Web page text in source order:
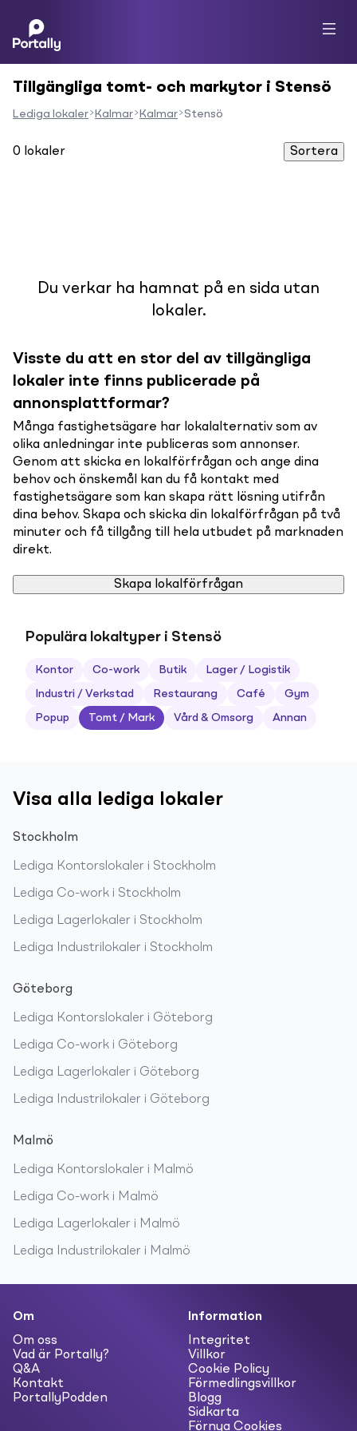
Tillgängliga tomt- och markytor i Stensö
Lediga lokaler Kalmar Kalmar Stensö
0 lokaler Sortera
Du verkar ha hamnat på en sida utan
lokaler.
Visste du att en stor del av tillgängliga
lokaler inte finns publicerade på
annonsplattformar?
Många fastighetsägare har lokalalternativ som av
olika anledningar inte publiceras som annonser.
Genom att skicka en lokalförfrågan och ange dina
behov och önskemål kan du få kontakt med
fastighetsägare som kan skapa rätt lösning utifrån
dina behov. Skapa och skicka din lokalförfrågan på två
minuter och få tillgång till hela utbudet på marknaden
direkt.
Skapa lokalförfrågan
Populära lokaltyper i Stensö
Kontor Co-work Butik Lager / Logistik
Industri / Verkstad Restaurang Café Gym
Popup Tomt / Mark Vård & Omsorg Annan
Visa alla lediga lokaler
Stockholm
Lediga Kontorslokaler i Stockholm
Lediga Co-work i Stockholm
Lediga Lagerlokaler i Stockholm
Lediga Industrilokaler i Stockholm
Göteborg
Lediga Kontorslokaler i Göteborg
Lediga Co-work i Göteborg
Lediga Lagerlokaler i Göteborg
Lediga Industrilokaler i Göteborg
Malmö
Lediga Kontorslokaler i Malmö
Lediga Co-work i Malmö
Lediga Lagerlokaler i Malmö
Lediga Industrilokaler i Malmö
Om
Om oss
Vad är Portally?
Q&A
Kontakt
PortallyPodden
Information
Integritet
Villkor
Cookie Policy
Förmedlingsvillkor
Blogg
Sidkarta
Förnya Cookies